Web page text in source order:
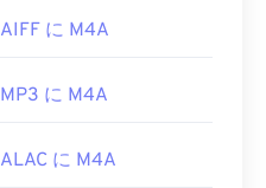
AIFF に M4A
MP3 に M4A
ALAC に M4A